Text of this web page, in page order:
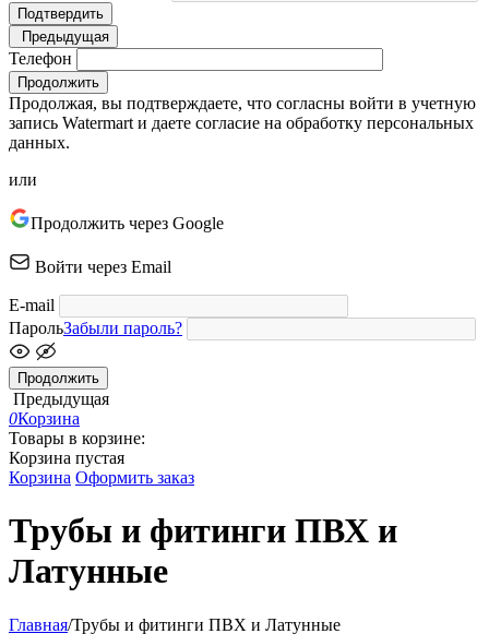
Подтвердить
Предыдущая
Телефон
Продолжить
Продолжая, вы подтверждаете, что согласны войти в учетную
запись Watermart и даете согласие на обработку персональных
данных.
или
Продолжить через Google
Войти через Email
E-mail
ПарольЗабыли пароль?
Продолжить
Предыдущая
0Корзина
Товары в корзине:
Корзина пустая
Корзина Оформить заказ
Трубы и фитинги ПВХ и
Латунные
Главная/Трубы и фитинги ПВХ и Латунные